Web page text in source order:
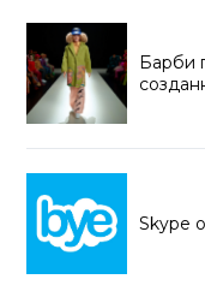
Барби
Skype